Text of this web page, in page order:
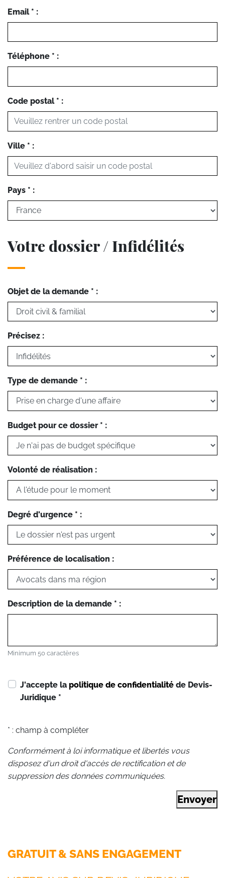
Email * :
Téléphone * :
Code postal * :
Ville * :
Pays * :
Votre dossier / Infidélités
Objet de la demande * :
Précisez :
Type de demande * :
Budget pour ce dossier * :
Volonté de réalisation :
Degré d'urgence * :
Préférence de localisation :
Description de la demande * :
Minimum 50 caractères
J'accepte la politique de confidentialité de Devis-
Juridique *
* : champ à compléter
Conformément à loi informatique et libertés vous
disposez d'un droit d'accès de rectification et de
suppression des données communiquées.
Envoyer
GRATUIT & SANS ENGAGEMENT